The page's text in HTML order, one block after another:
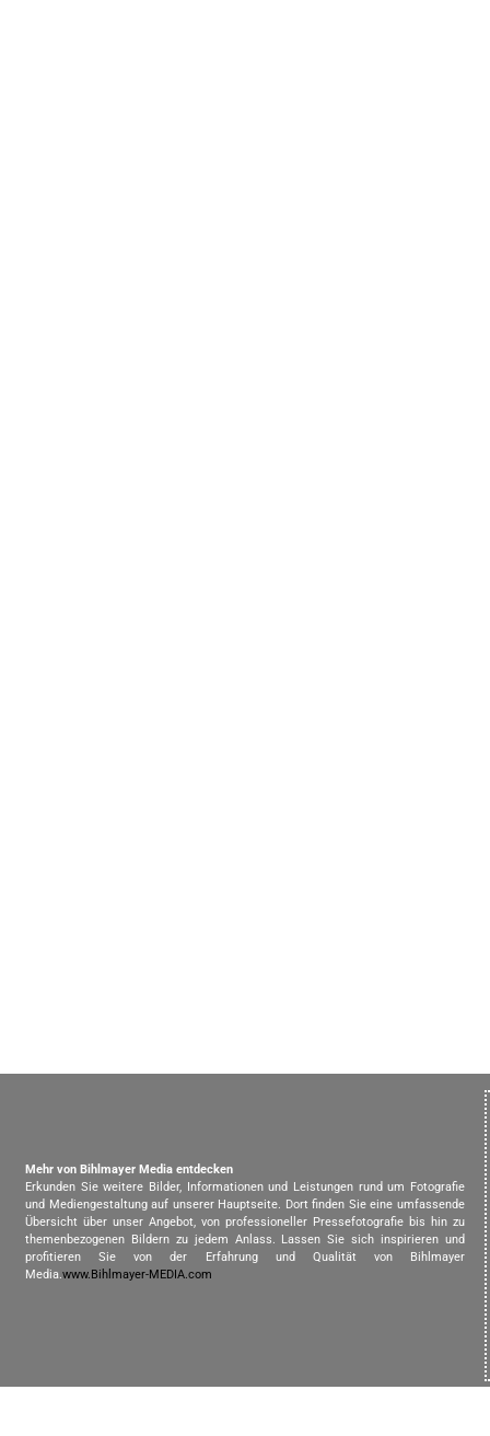
Mehr von Bihlmayer Media entdecken
Erkunden Sie weitere Bilder, Informationen und Leistungen rund um Fotografie
und Mediengestaltung auf unserer Hauptseite. Dort finden Sie eine umfassende
Übersicht über unser Angebot, von professioneller Pressefotografie bis hin zu
themenbezogenen Bildern zu jedem Anlass. Lassen Sie sich inspirieren und
profitieren Sie von der Erfahrung und Qualität von Bihlmayer
Media.www.Bihlmayer-MEDIA.com